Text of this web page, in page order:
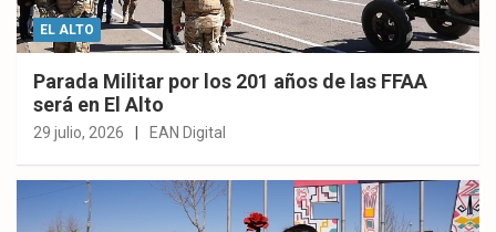
EL ALTO
Parada Militar por los 201 años de las FFAA
será en El Alto
29 julio, 2026 EAN Digital